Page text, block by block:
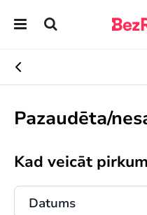
Pazaudēta/
Kad veicāt